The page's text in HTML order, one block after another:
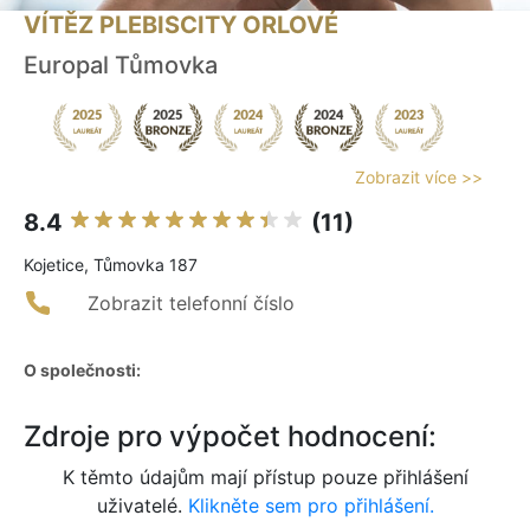
VÍTĚZ PLEBISCITY ORLOVÉ
Europal Tůmovka
Zobrazit více >>
8.4 (11)
Kojetice, Tůmovka 187
Zobrazit telefonní číslo
O společnosti:
Zdroje pro výpočet hodnocení:
K těmto údajům mají přístup pouze přihlášení
uživatelé. Klikněte sem pro přihlášení.